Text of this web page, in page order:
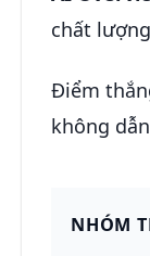
chất
Điểm
không
NHÓM